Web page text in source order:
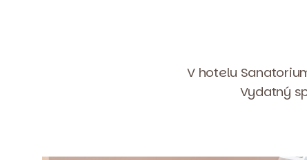
V hotelu
Vydatný